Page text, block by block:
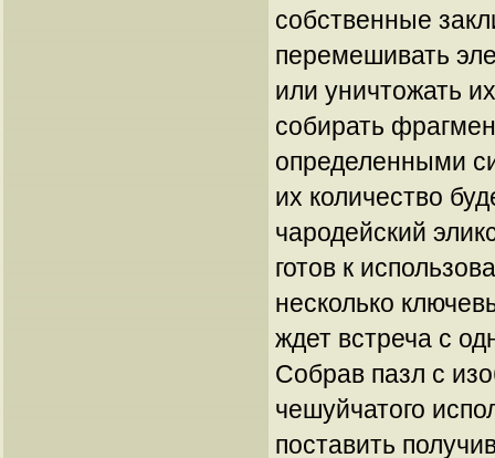
собственные
перемешивать
или уничтожать
собирать
определенными
их количество
чародейский
готов к
несколько
ждет встреча с
Собрав пазл с
чешуйчатого
поставить